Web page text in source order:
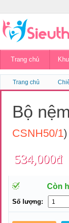
Trang chủ
Trang chủ
Bộ
CSNH50/1)
534,000đ
Còn
Số lượng: